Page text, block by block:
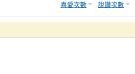
喜愛次數 說讚次數